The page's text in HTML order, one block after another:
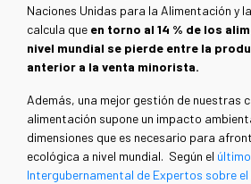
Naciones Unidas para la Alimentación y
calcula que en torno al 14 % de los
nivel mundial se pierde entre la
anterior a la venta minorista.
Además, una mejor gestión de nuestras
alimentación supone un impacto
dimensiones que es necesario para
ecológica a nivel mundial. Según el
Intergubernamental de Expertos sobre